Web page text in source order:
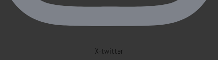
X-twitter